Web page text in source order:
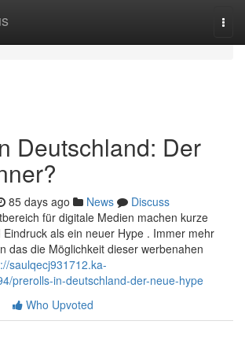
Deutschland: Der
85 days ago News
Discuss
für digitale Medien machen kurze
als ein neuer Hype . Immer mehr
das die Möglichkeit dieser werbenahen
saulqecj931712.ka-
prerolls-in-deutschland-der-neue-hype
Who Upvoted